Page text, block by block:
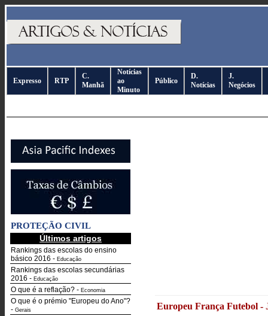
Expresso RTP
C.
Manhã
Notícias
ao
Minuto
Público
D.
Notícias
J.
Negócios
PROTEÇÃO CIVIL
Últimos artigos
Rankings das escolas do ensino
básico 2016 - Educação
Rankings das escolas secundárias
2016 - Educação
O que é a reflação? - Economia
O que é o prémio "Europeu do Ano"?
- Gerais Europeu França Futebol -